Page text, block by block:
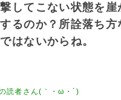
してこない状態を崖
るのか？所詮落ち方
はないからね。
読者さん(｀・ω・´)